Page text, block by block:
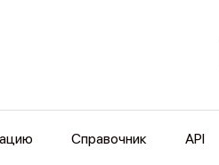
Справочник API